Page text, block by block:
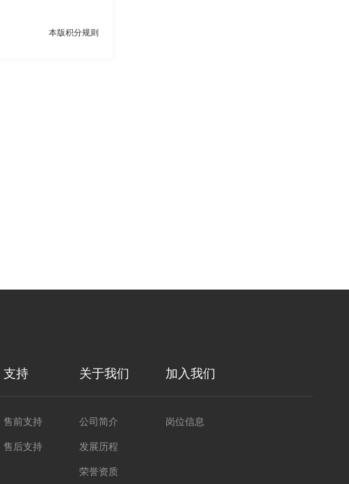
本版积分规则
支持
售前支持
售后支持
关于我们
公司简介
发展历程
荣誉资质
加入我们
岗位信息